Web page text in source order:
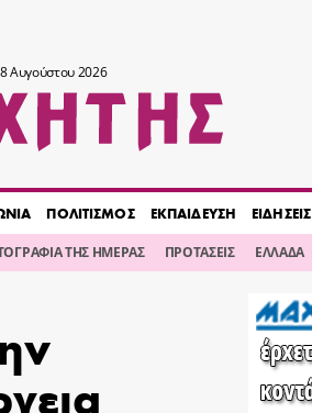
Αυγούστου 2026
ΠΟΛΙΤΙΣΜΟΣ ΕΚΠΑΙΔΕΥΣΗ ΕΙΔΗΣΕΙΣ
ΤΗΣ ΗΜΕΡΑΣ ΠΡΟΤΑΣΕΙΣ ΕΛΛΑΔΑ